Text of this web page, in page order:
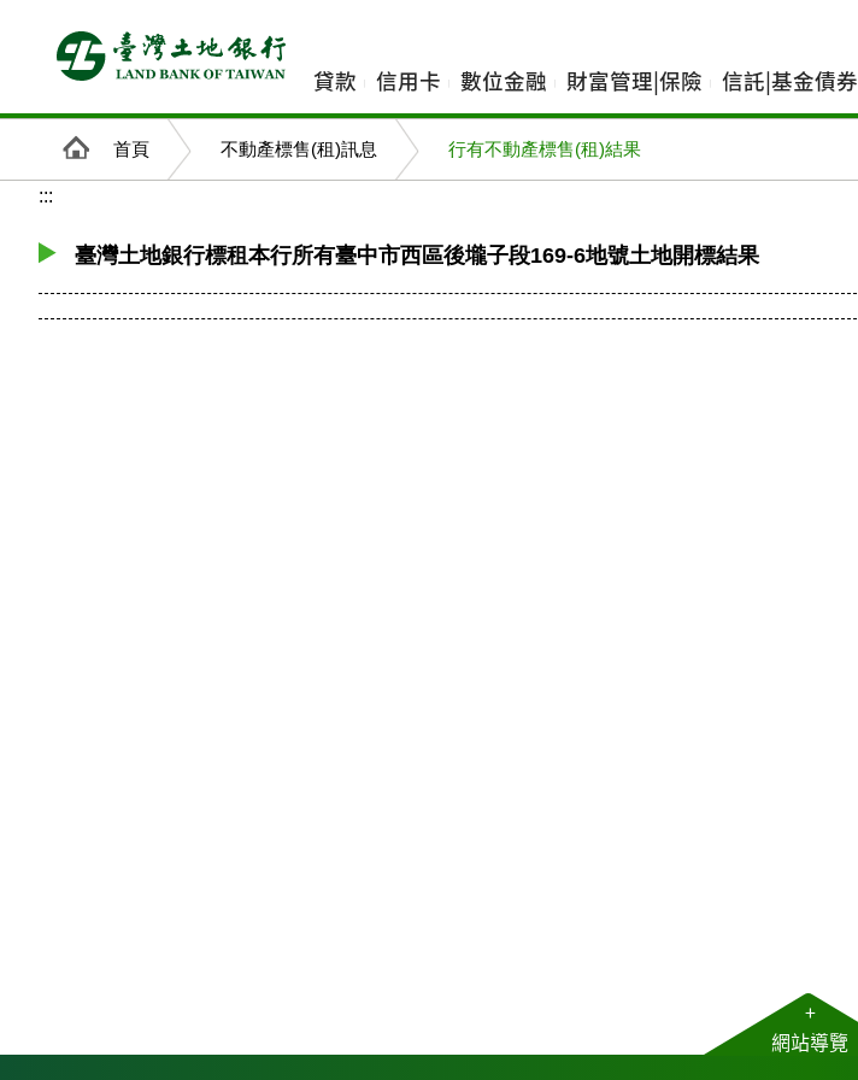
貸款 信用卡 數位金融 財富管理|保險 信託|基金債券
首頁 不動產標售(租)訊息 行有不動產標售(租)結果
:::
臺灣土地銀行標租本行所有臺中市西區後壠子段169-6地號土地開標結果
+
網站導覽